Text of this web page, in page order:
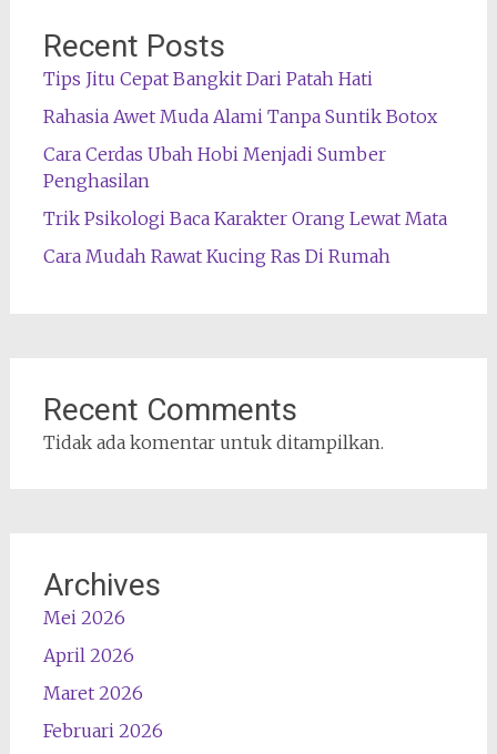
Recent Posts
Tips Jitu Cepat Bangkit Dari Patah Hati
Rahasia Awet Muda Alami Tanpa Suntik Botox
Cara Cerdas Ubah Hobi Menjadi Sumber
Penghasilan
Trik Psikologi Baca Karakter Orang Lewat Mata
Cara Mudah Rawat Kucing Ras Di Rumah
Recent Comments
Tidak ada komentar untuk ditampilkan.
Archives
Mei 2026
April 2026
Maret 2026
Februari 2026